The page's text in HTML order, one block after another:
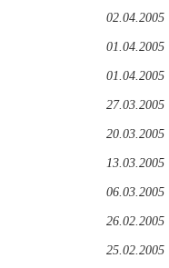
02.04.2005
01.04.2005
01.04.2005
27.03.2005
20.03.2005
13.03.2005
06.03.2005
26.02.2005
25.02.2005